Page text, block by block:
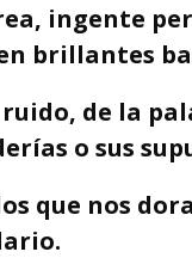
ingente
brillantes
de la
o sus
que nos